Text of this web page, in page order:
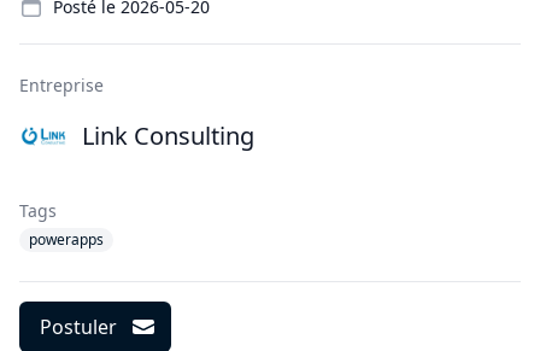
Posté le 2026-05-20
Entreprise
Link Consulting
Tags
powerapps
Postuler